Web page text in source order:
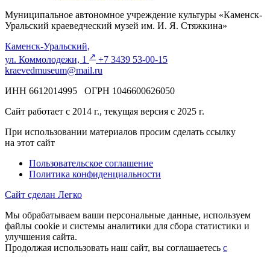
Муниципальное автономное учреждение культуры «Каменск-
Уральский краеведческий музей им. И. Я. Стяжкина»
Каменск-Уральский,
ул. Коммолодежи, 1 ↗️ +7 3439 53-00-15
kraevedmuseum@mail.ru
ИНН 6612014995 ОГРН 1046600626050
Сайт работает с 2014 г., текущая версия с 2025 г.
При использовании материалов просим сделать ссылку
на этот сайт
Пользовательское соглашение
Политика конфиденциальности
Сайт сделан Легко
Мы обрабатываем ваши персональные данные, используем
файлы cookie и системы аналитики для сбора статистики и
улучшения сайта.
Продолжая использовать наш сайт, вы соглашаетесь с